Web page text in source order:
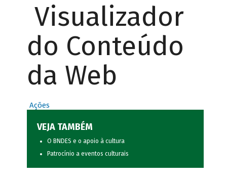
Visualizador
do Conteúdo
da Web
Ações
VEJA TAMBÉM
O BNDES e o apoio à cultura
Patrocínio a eventos culturais